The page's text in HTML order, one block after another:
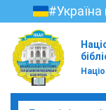
#Україна